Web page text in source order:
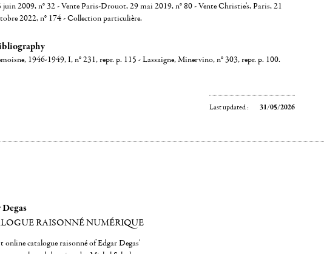
juin 2009, n° 32 - Vente Paris-Drouot, 29 mai 2019, n° 80 - Vente Christie's, Paris, 21
2022, n° 174 - Collection particulière.
1946-1949, I, n° 231, repr. p. 115 - Lassaigne, Minervino, n° 303, repr. p. 100.
Last updated : 31/05/2026
RAISONNÉ NUMÉRIQUE
online catalogue raisonné of Edgar Degas'